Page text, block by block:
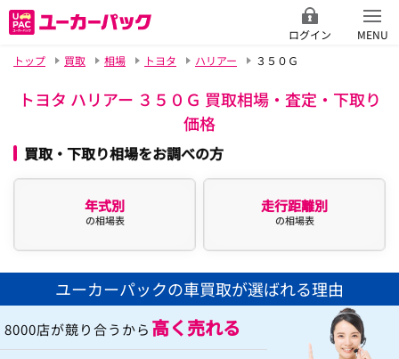
ログイン
MENU
トップ
買取 相場 トヨタ ハリアー ３５０Ｇ
トヨタ ハリアー ３５０Ｇ 買取相場・査定・下取り
価格
買取・下取り相場をお調べの方
年式別
の相場表
走行距離別
の相場表
ユーカーパックの車買取が選ばれる理由
8000店が競り合うから 高く売れる